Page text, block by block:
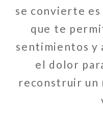
se convierte es
que te
sentimientos y
el dolor
reconstruir un